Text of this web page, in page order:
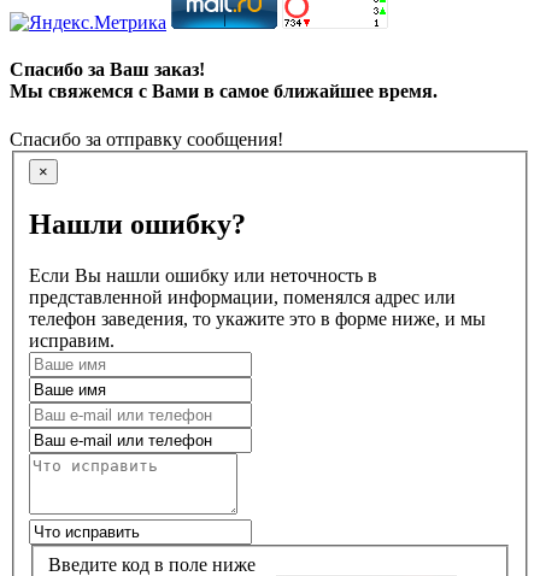
Спасибо за Ваш заказ!
Мы свяжемся с Вами в самое ближайшее время.
Спасибо за отправку сообщения!
×
Нашли ошибку?
Если Вы нашли ошибку или неточность в
представленной информации, поменялся адрес или
телефон заведения, то укажите это в форме ниже, и мы
исправим.
Введите код в поле ниже